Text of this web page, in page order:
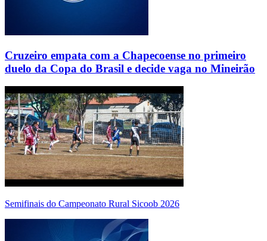
Cruzeiro empata com a Chapecoense no primeiro
duelo da Copa do Brasil e decide vaga no Mineirão
Semifinais do Campeonato Rural Sicoob 2026